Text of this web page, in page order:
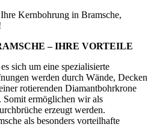
Kernbohrung in Bramsche,
– IHRE VORTEILE
sich um eine spezialisierte
werden durch Wände, Decken
rotierenden Diamantbohrkrone
Somit ermöglichen wir als
erzeugt werden.
als besonders vorteilhafte